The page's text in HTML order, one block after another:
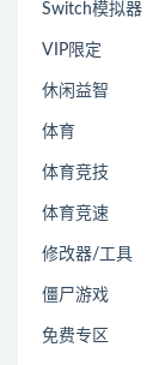
Switch模拟器
VIP限定
休闲益智
体育
体育竞技
体育竞速
修改器/工具
僵尸游戏
免费专区